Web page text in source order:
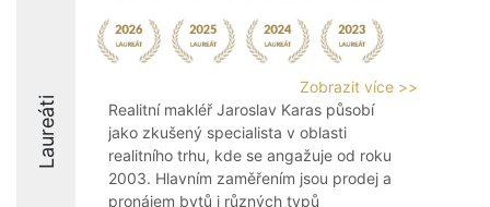
Laureáti
Zobrazit více >>
Realitní makléř Jaroslav Karas působí
jako zkušený specialista v oblasti
realitního trhu, kde se angažuje od roku
2003. Hlavním zaměřením jsou prodej a
pronájem bytů i různých typů